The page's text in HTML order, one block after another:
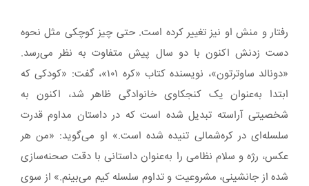
رفتار و منش او نیز تغییر کرده است. حتی چیز کوچکی مثل نحوه
دست زدنش اکنون با دو سال پیش متفاوت به نظر می‌رسد.
«دونالد ساوترتون»، نویسنده کتاب «کره ۱۰۱»، گفت: «کودکی که
ابتدا به‌عنوان یک کنجکاوی خانوادگی ظاهر شد، اکنون به
شخصیتی آراسته تبدیل شده است که در داستان مداوم قدرت
سلسله‌ای در کره‌شمالی تنیده شده است.» او می‌گوید: «من هر
عکس، رژه و سلام نظامی را به‌عنوان داستانی با دقت صحنه‌سازی
شده از جانشینی، مشروعیت و تداوم سلسله کیم می‌بینم.» از سوی